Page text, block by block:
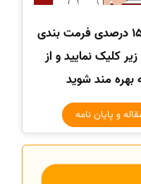
جهت ثبت سفارش با تخفیف 15 درصدی فرمت بندی
کلیک نمایید و از
بهره مند شوید
و پایان نامه